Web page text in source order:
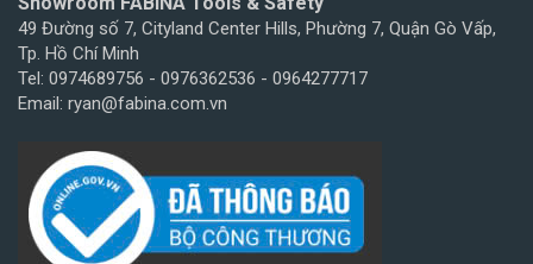
49 Đường số 7, Cityland Center Hills, Phường 7, Quận Gò Vấp,
Tp. Hồ Chí Minh
Tel: 0974689756 - 0976362536 - 0964277717
Email: ryan@fabina.com.vn